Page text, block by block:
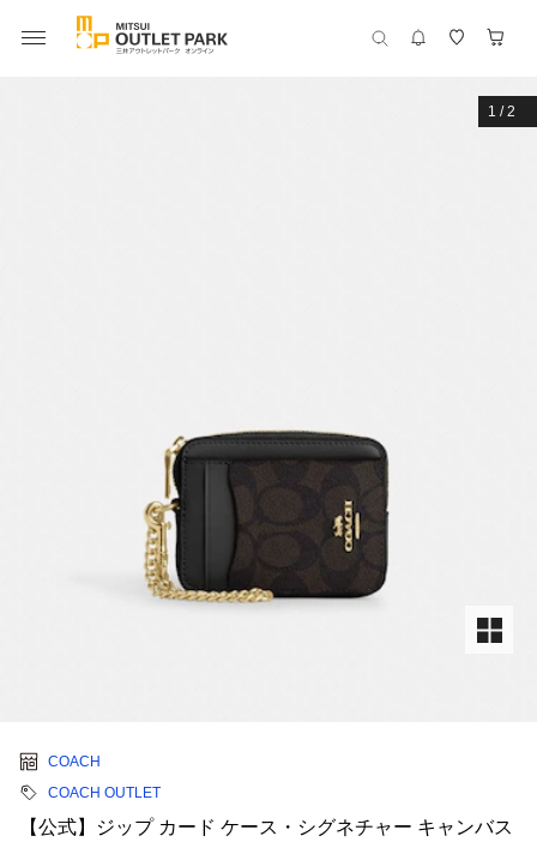
1 /2
COACH
COACH OUTLET
【公式】ジップ カード ケース・シグネチャー キャンバス